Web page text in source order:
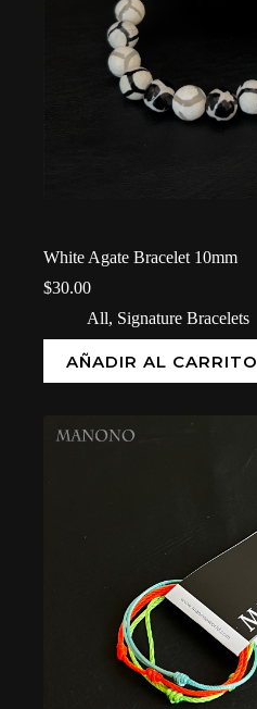
White Agate Bracelet 10mm
$30.00
All, Signature Bracelets
AÑADIR AL CARRITO